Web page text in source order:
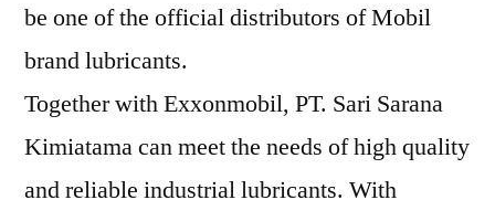
be one of the official distributors of Mobil
brand lubricants.
Together with Exxonmobil, PT. Sari Sarana
Kimiatama can meet the needs of high quality
and reliable industrial lubricants. With